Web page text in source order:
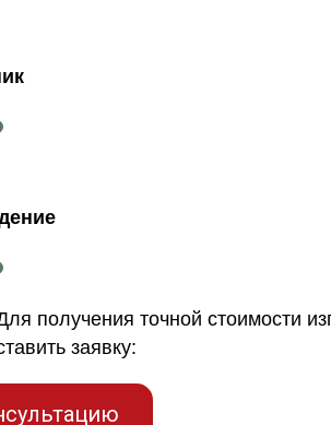
получения точной стоимости
заявку: